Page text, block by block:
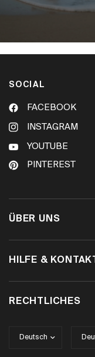
SOCIAL
FACEBOOK
INSTAGRAM
YOUTUBE
PINTEREST
ÜBER UNS
HILFE & KONTAKT
RECHTLICHES